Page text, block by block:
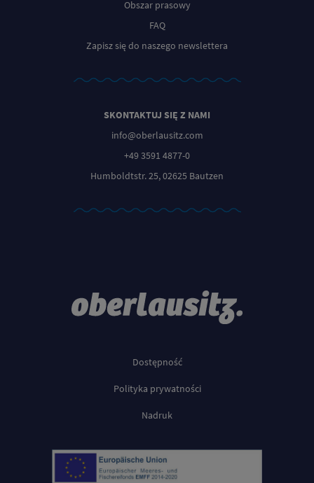
Obszar prasowy
FAQ
Zapisz się do naszego newslettera
SKONTAKTUJ SIĘ Z NAMI
info@oberlausitz.com
+49 3591 4877-0
Humboldtstr. 25, 02625 Bautzen
Dostępność
Polityka prywatności
Nadruk